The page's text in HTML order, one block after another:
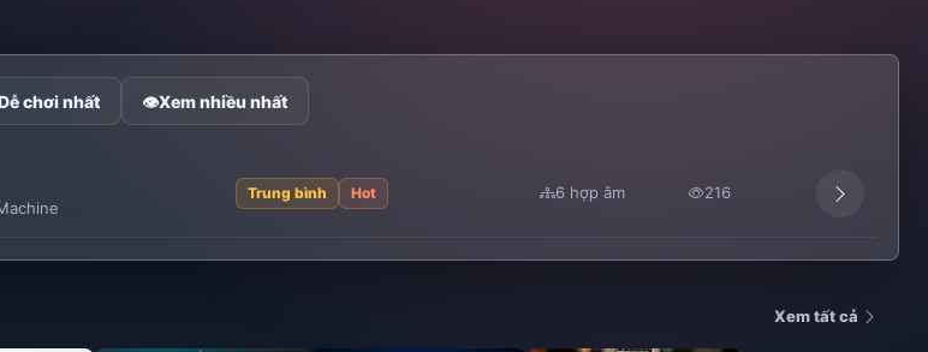
chơi nhất 👁Xem nhiều nhất
Trung bình Hot 6 hợp âm 216
Xem tất cả